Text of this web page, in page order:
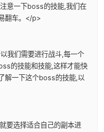
意一下boss的技能,我们在
翻车。</p>
我们需要进行战斗,每一个
的技能和技能,这样才能快
解一下这个boss的技能,以
要选择适合自己的副本进